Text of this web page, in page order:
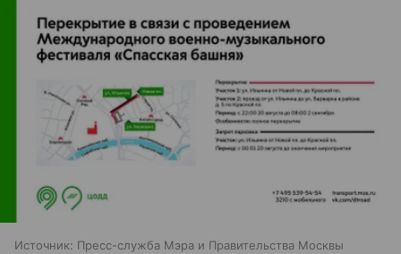
Источник: Пресс-служба Мэра и Правительства Москвы